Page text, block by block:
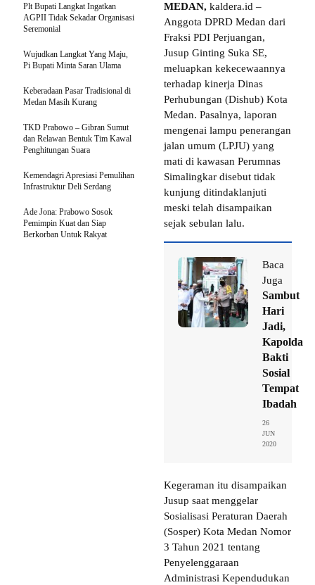
MEDAN, kaldera.id –
Anggota DPRD Medan dari
Fraksi PDI Perjuangan,
Jusup Ginting Suka SE,
meluapkan kekecewaannya
terhadap kinerja Dinas
Perhubungan (Dishub) Kota
Medan. Pasalnya, laporan
mengenai lampu penerangan
jalan umum (LPJU) yang
mati di kawasan Perumnas
Simalingkar disebut tidak
kunjung ditindaklanjuti
meski telah disampaikan
sejak sebulan lalu.
Baca
Juga
Sambut
Hari
Jadi,
Kapolda
Bakti
Sosial
Tempat
Ibadah
26
JUN
2020
Kegeraman itu disampaikan
Jusup saat menggelar
Sosialisasi Peraturan Daerah
(Sosper) Kota Medan Nomor
3 Tahun 2021 tentang
Penyelenggaraan
Administrasi Kependudukan
Plt Bupati Langkat Ingatkan
AGPII Tidak Sekadar Organisasi
Seremonial
Wujudkan Langkat Yang Maju,
Pi Bupati Minta Saran Ulama
Keberadaan Pasar Tradisional di
Medan Masih Kurang
TKD Prabowo – Gibran Sumut
dan Relawan Bentuk Tim Kawal
Penghitungan Suara
Kemendagri Apresiasi Pemulihan
Infrastruktur Deli Serdang
Ade Jona: Prabowo Sosok
Pemimpin Kuat dan Siap
Berkorban Untuk Rakyat